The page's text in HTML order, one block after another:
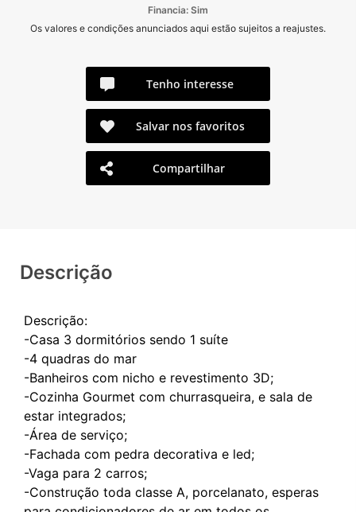
Financia: Sim
Os valores e condições anunciados aqui estão sujeitos a reajustes.
Tenho interesse
Salvar nos favoritos
Compartilhar
Descrição
Descrição:
-Casa 3 dormitórios sendo 1 suíte
-4 quadras do mar
-Banheiros com nicho e revestimento 3D;
-Cozinha Gourmet com churrasqueira, e sala de
estar integrados;
-Área de serviço;
-Fachada com pedra decorativa e led;
-Vaga para 2 carros;
-Construção toda classe A, porcelanato, esperas